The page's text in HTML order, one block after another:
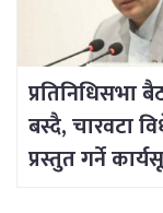
प्रतिनिधिसभा
बस्दै, चारवटा
प्रस्तुत गर्ने